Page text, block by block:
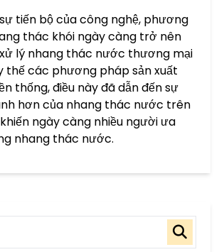
tiến bộ của công nghệ, phương
thác khói ngày càng trở nên
lý nhang thác nước thương mại
thế các phương pháp sản xuất
thống, điều này đã dẫn đến sự
hơn của nhang thác nước trên
ngày càng nhiều người ưa
nhang thác nước.